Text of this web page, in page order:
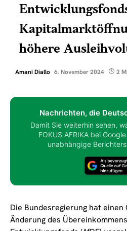
höhere
Amani Diallo 6. November 2024 2
Nachrichten, die
Damit Sie weiterhin sehen,
FOKUS AFRIKA bei
unabhängige
Die Bundesregierung hat
Änderung des